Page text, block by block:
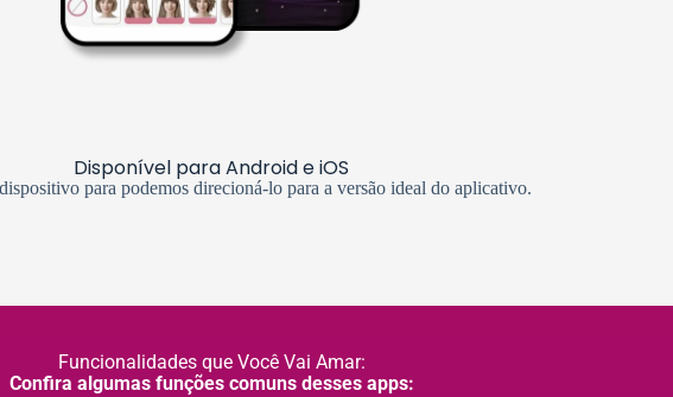
Disponível para Android e iOS
para podemos direcioná-lo para a versão ideal do aplicativo.
Funcionalidades que Você Vai Amar:
Confira algumas funções comuns desses apps: